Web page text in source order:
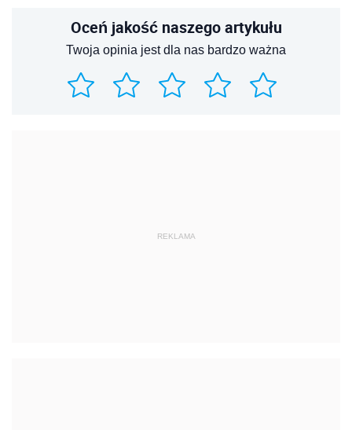
Oceń jakość naszego artykułu
Twoja opinia jest dla nas bardzo ważna
REKLAMA